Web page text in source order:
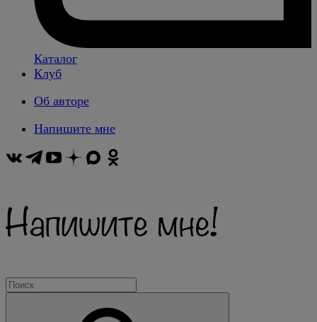
Каталог
Клуб
Об авторе
Напишите мне